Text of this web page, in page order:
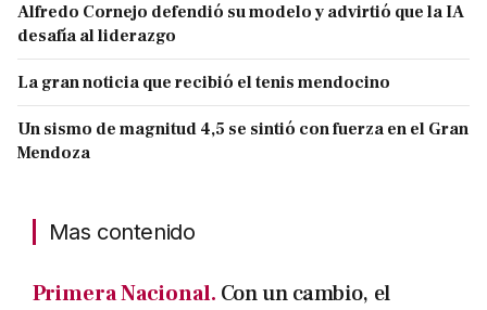
Alfredo Cornejo defendió su modelo y advirtió que la IA
desafía al liderazgo
La gran noticia que recibió el tenis mendocino
Un sismo de magnitud 4,5 se sintió con fuerza en el Gran
Mendoza
Mas contenido
Primera Nacional. Con un cambio, el